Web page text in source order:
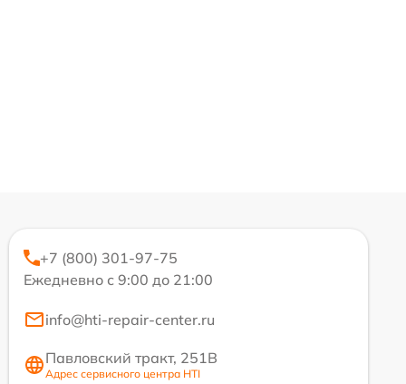
+7 (800) 301-97-75
Ежедневно с 9:00 до 21:00
info@hti-repair-center.ru
Павловский тракт, 251В
Адрес сервисного центра HTI